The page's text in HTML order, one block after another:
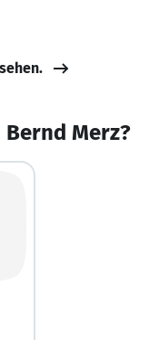
Merz?